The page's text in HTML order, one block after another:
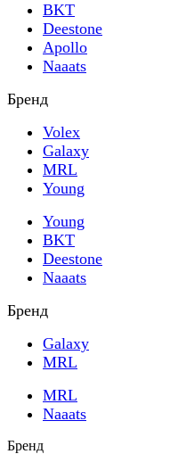
BKT
Deestone
Apollo
Naaats
Бренд
Volex
Galaxy
MRL
Young
Young
BKT
Deestone
Naaats
Бренд
Galaxy
MRL
MRL
Naaats
Бренд